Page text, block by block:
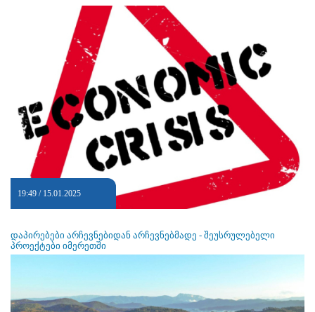
19:49 / 15.01.2025
დაპირებები არჩევნებიდან არჩევნებმადე - შეუსრულებელი
პროექტები იმერეთში